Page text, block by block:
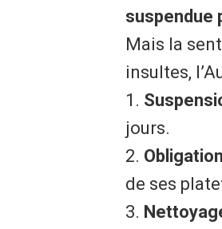
suspendue
Mais la
insultes,
1. ​
jours.
2. ​
de ses
3. ​